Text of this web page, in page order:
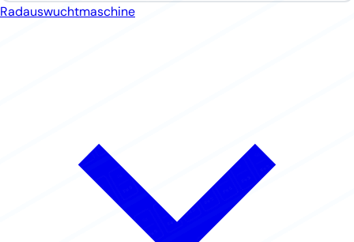
Radauswuchtmaschine